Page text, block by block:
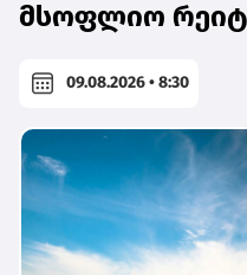
მსოფლიო
09.08.2026 • 8:30